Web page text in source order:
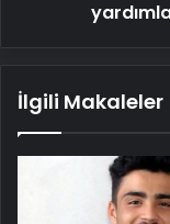
İlgili Makaleler